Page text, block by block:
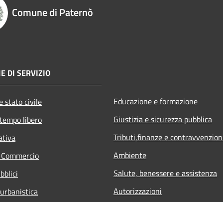
Comune di Paternò
DI SERVIZIO
stato civile
libero
Educazione e formazione
Giustizia e sicurezza pubblica
Tributi,finanze e
Ambiente
Salute, benessere e assistenza
Autorizzazioni